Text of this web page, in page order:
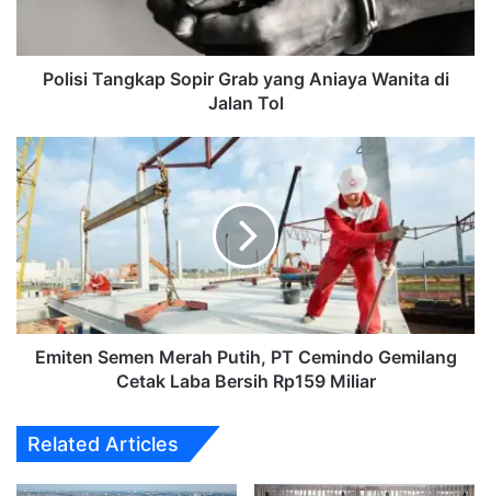
Jalan
Polisi Tangkap Sopir Grab yang Aniaya Wanita di
Jalan Tol
Emiten
Semen
Merah
Putih,
PT
Cemindo
Gemilang
Cetak
Laba
Bersih
Emiten Semen Merah Putih, PT Cemindo Gemilang
Cetak Laba Bersih Rp159 Miliar
Related Articles